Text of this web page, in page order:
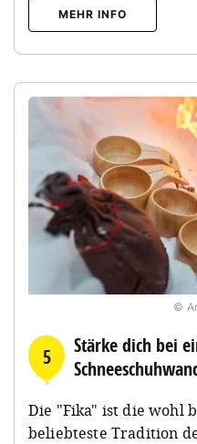
MEHR INFO
©
5
Stärke dich bei
Die "Fika" ist die wohl
beliebteste Tradition